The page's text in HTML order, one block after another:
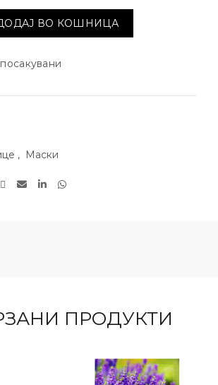
со хидрогел количина
ВО КОШНИЦА
, Маски
ПРОДУКТИ